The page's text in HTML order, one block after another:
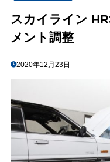
スカイライン
メント調整
2020年12月23日